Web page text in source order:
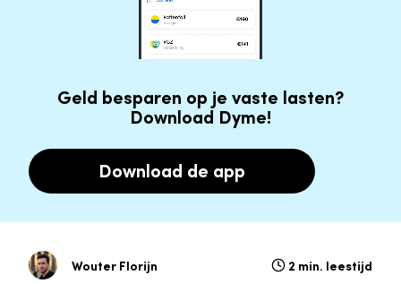
Geld besparen op je vaste lasten?
Download Dyme!
Download de app
Wouter Florijn 2 min. leestijd